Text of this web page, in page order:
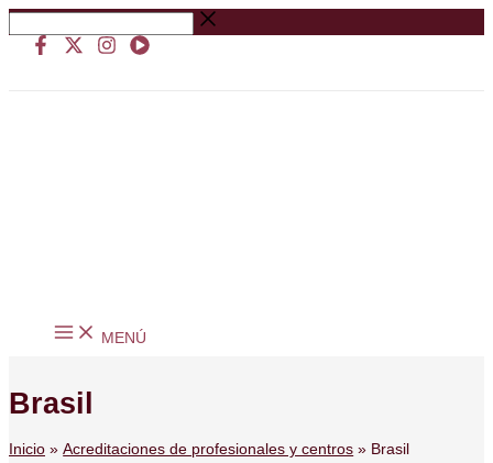
Ir
al
contenido
Buscar
…
MENÚ
Brasil
Inicio Acreditaciones de profesionales y centros Brasil